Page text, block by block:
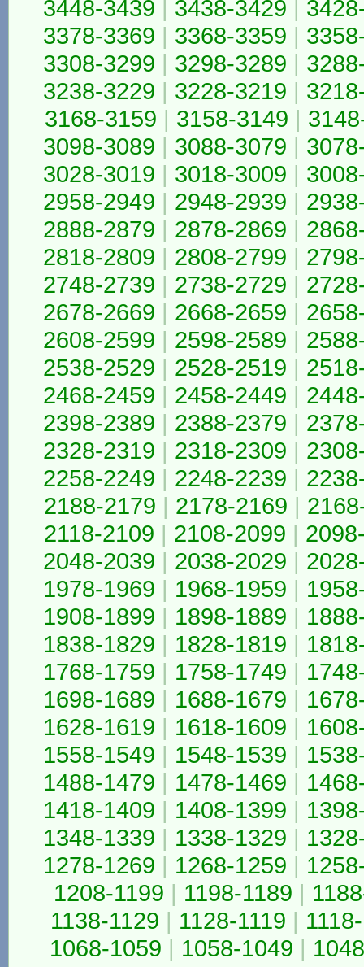
3448-3439 | 3438-3429 |
3378-3369 | 3368-3359 |
3308-3299 | 3298-3289 |
3238-3229 | 3228-3219 |
3168-3159 | 3158-3149 |
3098-3089 | 3088-3079 |
3028-3019 | 3018-3009 |
2958-2949 | 2948-2939 |
2888-2879 | 2878-2869 |
2818-2809 | 2808-2799 |
2748-2739 | 2738-2729 |
2678-2669 | 2668-2659 |
2608-2599 | 2598-2589 |
2538-2529 | 2528-2519 |
2468-2459 | 2458-2449 |
2398-2389 | 2388-2379 |
2328-2319 | 2318-2309 |
2258-2249 | 2248-2239 |
2188-2179 | 2178-2169 |
2118-2109 | 2108-2099 |
2048-2039 | 2038-2029 |
1978-1969 | 1968-1959 |
1908-1899 | 1898-1889 |
1838-1829 | 1828-1819 |
1768-1759 | 1758-1749 |
1698-1689 | 1688-1679 |
1628-1619 | 1618-1609 |
1558-1549 | 1548-1539 |
1488-1479 | 1478-1469 |
1418-1409 | 1408-1399 |
1348-1339 | 1338-1329 |
1278-1269 | 1268-1259 |
1208-1199 | 1198-1189 |
1138-1129 | 1128-1119 |
1068-1059 | 1058-1049 |